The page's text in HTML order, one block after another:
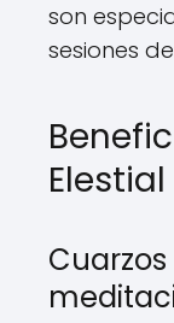
son
sesiones